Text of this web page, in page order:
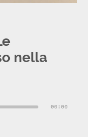
nella
00:00